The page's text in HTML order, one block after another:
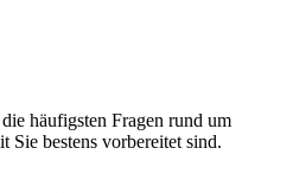
häufigsten Fragen rund um
Sie bestens vorbereitet sind.